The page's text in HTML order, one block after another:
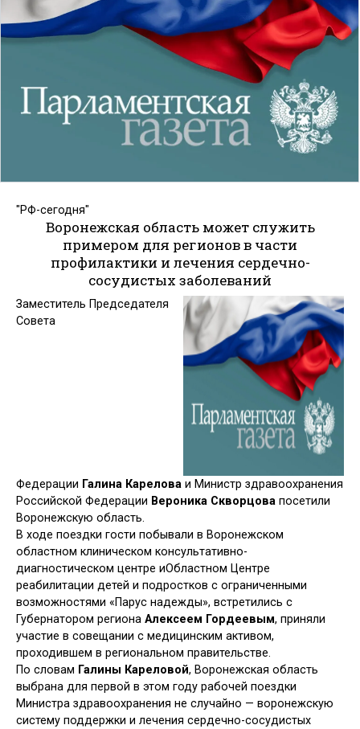
"РФ-сегодня"
Воронежская область может служить
примером для регионов в части
профилактики и лечения сердечно-
сосудистых заболеваний
Заместитель Председателя
Совета
Федерации Галина Карелова и Министр здравоохранения
Российской Федерации Вероника Скворцова посетили
Воронежскую область.
В ходе поездки гости побывали в Воронежском
областном клиническом консультативно-
диагностическом центре иОбластном Центре
реабилитации детей и подростков с ограниченными
возможностями «Парус надежды», встретились с
Губернатором региона Алексеем Гордеевым, приняли
участие в совещании с медицинским активом,
проходившем в региональном правительстве.
По словам Галины Кареловой, Воронежская область
выбрана для первой в этом году рабочей поездки
Министра здравоохранения не случайно — воронежскую
систему поддержки и лечения сердечно-сосудистых